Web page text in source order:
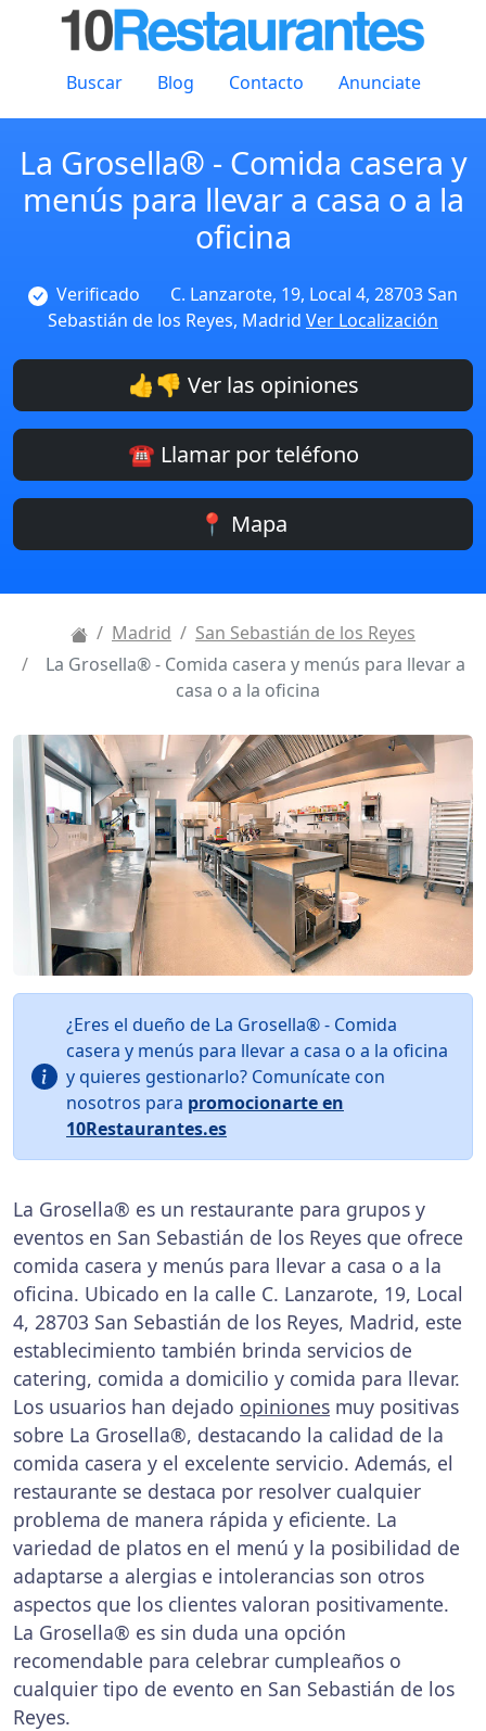
Buscar Blog Contacto Anunciate
La Grosella® - Comida casera y
menús para llevar a casa o a la
oficina
Verificado
C. Lanzarote, 19, Local 4, 28703 San
Sebastián de los Reyes, Madrid Ver Localización
👍👎 Ver las opiniones
☎️ Llamar por teléfono
📍 Mapa
Madrid
San Sebastián de los Reyes
La Grosella® - Comida casera y menús para llevar a
casa o a la oficina
¿Eres el dueño de La Grosella® - Comida
casera y menús para llevar a casa o a la oficina
y quieres gestionarlo? Comunícate con
nosotros para promocionarte en
10Restaurantes.es
La Grosella® es un restaurante para grupos y
eventos en San Sebastián de los Reyes que ofrece
comida casera y menús para llevar a casa o a la
oficina. Ubicado en la calle C. Lanzarote, 19, Local
4, 28703 San Sebastián de los Reyes, Madrid, este
establecimiento también brinda servicios de
catering, comida a domicilio y comida para llevar.
Los usuarios han dejado opiniones muy positivas
sobre La Grosella®, destacando la calidad de la
comida casera y el excelente servicio. Además, el
restaurante se destaca por resolver cualquier
problema de manera rápida y eficiente. La
variedad de platos en el menú y la posibilidad de
adaptarse a alergias e intolerancias son otros
aspectos que los clientes valoran positivamente.
La Grosella® es sin duda una opción
recomendable para celebrar cumpleaños o
cualquier tipo de evento en San Sebastián de los
Reyes.